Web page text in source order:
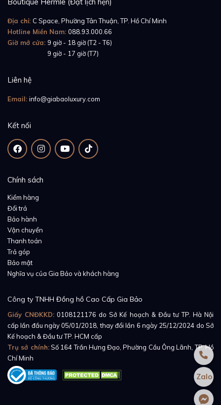
cách, với bộ cọc số đặc biệt. Cùng là số La Mã, nhưng
bộ cọc số của chiếc 126331 được kết hợp giữa màu
đen và xanh lá, tạo cảm giác rất đặc biệt. Xen lẫn giữa
những cọc số La Mã là một cọc số duy nhất ở góc 9
giờ phủ chất phát quang, giúp người dùng có thể dễ
dàng hơn trong việc xem giờ trong bóng tối.
Địa chỉ: C Space, Phường Tân Thuận, TP. Hồ Chí Minh
Hotline Miền Nam: 088.93.000.66
Giờ mở cửa: 9 giờ - 18 giờ (T2 - T6)
9 giờ - 17 giờ (T7)
Liên hệ
Email: info@giabaoluxury.com
Kết nối
Chính sách
Kiểm hàng
Đổi trả
Bảo hành
Vận chuyển
Thanh toán
Trả góp
Bảo mật
Nghĩa vụ của Gia Bảo và khách hàng
Công ty TNHH Đồng hồ Cao Cấp Gia Bảo
Giấy CNĐKKD: 0108121176 do Sở Kế hoạch & Đầu tư TP. Hà Nội
cấp lần đầu ngày 05/01/2018, thay đổi lần 6 ngày 25/12/2024 do Sở
Kế hoạch & Đầu tư TP. HCM cấp
Trụ sở chính:Số 164 Trần Hưng Đạo, Phường Cầu Ông Lãnh, TP. Hồ
Chí Minh
Zalo